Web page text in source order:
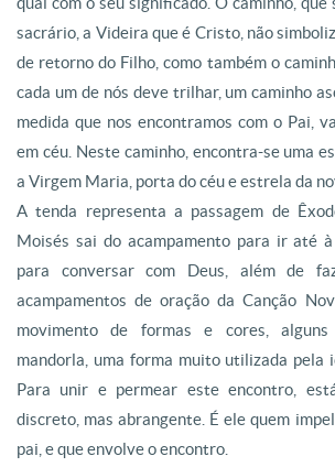
sacrário, a Videira que é Cristo, não
de retorno do Filho, como também o
cada um de nós deve trilhar, um caminho
medida que nos encontramos com o Pai,
em céu. Neste caminho, encontra-se uma
a Virgem Maria, porta do céu e estrela da
A tenda representa a passagem de
Moisés sai do acampamento para ir até
para conversar com Deus, além de
acampamentos de oração da Canção
movimento de formas e cores,
mandorla, uma forma muito utilizada pela
Para unir e permear este encontro,
discreto, mas abrangente. É ele quem
pai, e que envolve o encontro.